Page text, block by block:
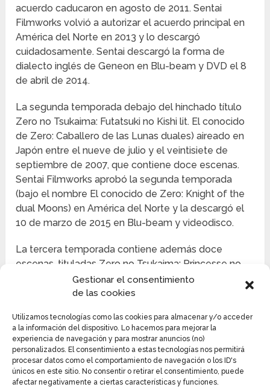
Gestionar el consentimiento
de las cookies
Utilizamos tecnologías como las cookies para almacenar y/o acceder
a la información del dispositivo. Lo hacemos para mejorar la
experiencia de navegación y para mostrar anuncios (no)
personalizados. El consentimiento a estas tecnologías nos permitirá
procesar datos como el comportamiento de navegación o los ID's
únicos en este sitio. No consentir o retirar el consentimiento, puede
afectar negativamente a ciertas características y funciones.
acuerdo caducaron en agosto de 2011. Sentai
Filmworks volvió a autorizar el acuerdo principal en
América del Norte en 2013 y lo descargó
cuidadosamente. Sentai descargó la forma de
dialecto inglés de Geneon en Blu-beam y DVD el 8
de abril de 2014.
La segunda temporada debajo del hinchado título
Zero no Tsukaima: Futatsuki no Kishi lit. El conocido
de Zero: Caballero de las Lunas duales) aireado en
Japón entre el nueve de julio y el veintisiete de
septiembre de 2007, que contiene doce escenas.
Sentai Filmworks aprobó la segunda temporada
(bajo el nombre El conocido de Zero: Knight of the
dual Moons) en América del Norte y la descargó el
10 de marzo de 2015 en Blu-beam y videodisco.
La tercera temporada contiene además doce
escenas, tituladas Zero no Tsukaima: Princesse no
rondeau revelado en Chiba TV en Japón entre el seis
de julio y el veintiuno de septiembre de 2008, y
veinticuatro de septiembre de 2008. one video
motion scene para la tercera temporada fue dado
de alta el 24 de diciembre de 2008.